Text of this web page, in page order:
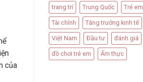
của
trang trí Trung Quốc Trẻ em
Tài chính Tăng trưởng kinh tế
Việt Nam Đầu tư đánh giá
đồ chơi trẻ em Ẩm thực